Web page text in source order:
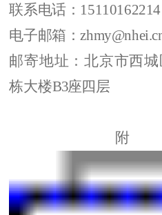
联系电话：
电子邮箱：
邮寄地址：北京市西
栋大楼B3座四层
附